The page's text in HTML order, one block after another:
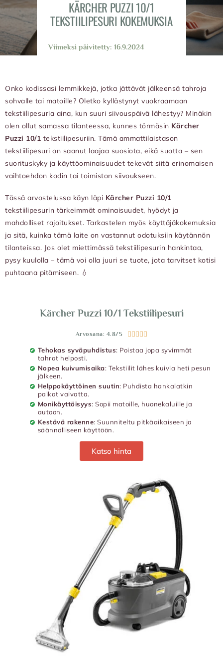
KÄRCHER PUZZI 10/1
TEKSTIILIPESURI KOKEMUKSIA
Viimeksi päivitetty: 16.9.2024
Onko kodissasi lemmikkejä, jotka jättävät jälkeensä tahroja
sohvalle tai matoille? Oletko kyllästynyt vuokraamaan
tekstiilipesuria aina, kun suuri siivouspäivä lähestyy? Minäkin
olen ollut samassa tilanteessa, kunnes törmäsin Kärcher
Puzzi 10/1 tekstiilipesuriin. Tämä ammattilaistason
tekstiilipesuri on saanut laajaa suosiota, eikä suotta – sen
suorituskyky ja käyttöominaisuudet tekevät siitä erinomaisen
vaihtoehdon kodin tai toimiston siivoukseen.
Tässä arvostelussa käyn läpi Kärcher Puzzi 10/1
tekstiilipesurin tärkeimmät ominaisuudet, hyödyt ja
mahdolliset rajoitukset. Tarkastelen myös käyttäjäkokemuksia
ja sitä, kuinka tämä laite on vastannut odotuksiin käytännön
tilanteissa. Jos olet miettimässä tekstiilipesurin hankintaa,
pysy kuulolla – tämä voi olla juuri se tuote, jota tarvitset kotisi
puhtaana pitämiseen. 💧
Kärcher Puzzi 10/1 Tekstiilipesuri
Arvosana: 4.8/5     
Tehokas syväpuhdistus: Poistaa jopa syvimmät
tahrat helposti.
Nopea kuivumisaika: Tekstiilit lähes kuivia heti pesun
jälkeen.
Helppokäyttöinen suutin: Puhdista hankalatkin
paikat vaivatta.
Monikäyttöisyys: Sopii matoille, huonekaluille ja
autoon.
Kestävä rakenne: Suunniteltu pitkäaikaiseen ja
säännölliseen käyttöön.
Katso hinta